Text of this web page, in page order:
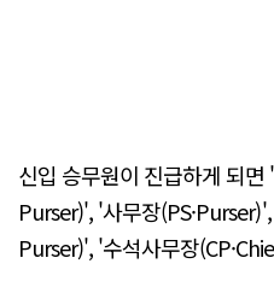
신입 승무원이 진급하게 되면
Purser)', '사무장
Purser)', '수석사무장